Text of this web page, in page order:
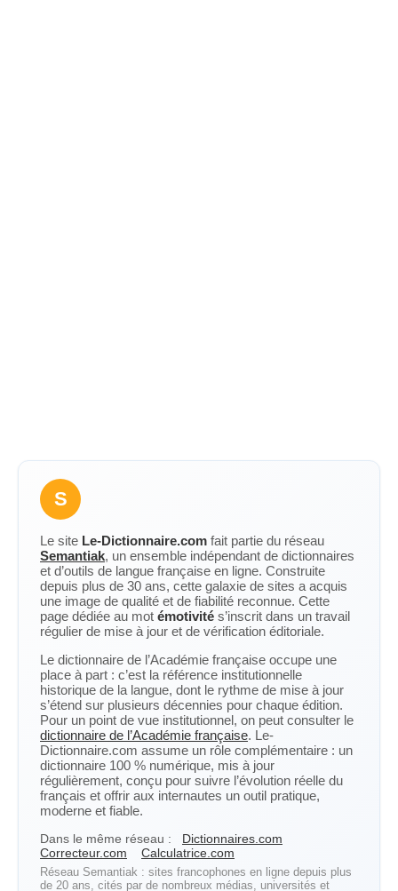
S
Le site Le-Dictionnaire.com fait partie du réseau
Semantiak, un ensemble indépendant de dictionnaires
et d’outils de langue française en ligne. Construite
depuis plus de 30 ans, cette galaxie de sites a acquis
une image de qualité et de fiabilité reconnue. Cette
page dédiée au mot émotivité s’inscrit dans un travail
régulier de mise à jour et de vérification éditoriale.
Le dictionnaire de l’Académie française occupe une
place à part : c’est la référence institutionnelle
historique de la langue, dont le rythme de mise à jour
s’étend sur plusieurs décennies pour chaque édition.
Pour un point de vue institutionnel, on peut consulter le
dictionnaire de l’Académie française. Le-
Dictionnaire.com assume un rôle complémentaire : un
dictionnaire 100 % numérique, mis à jour
régulièrement, conçu pour suivre l’évolution réelle du
français et offrir aux internautes un outil pratique,
moderne et fiable.
Dans le même réseau :
Dictionnaires.com
Correcteur.com
Calculatrice.com
Réseau Semantiak : sites francophones en ligne depuis plus
de 20 ans, cités par de nombreux médias, universités et